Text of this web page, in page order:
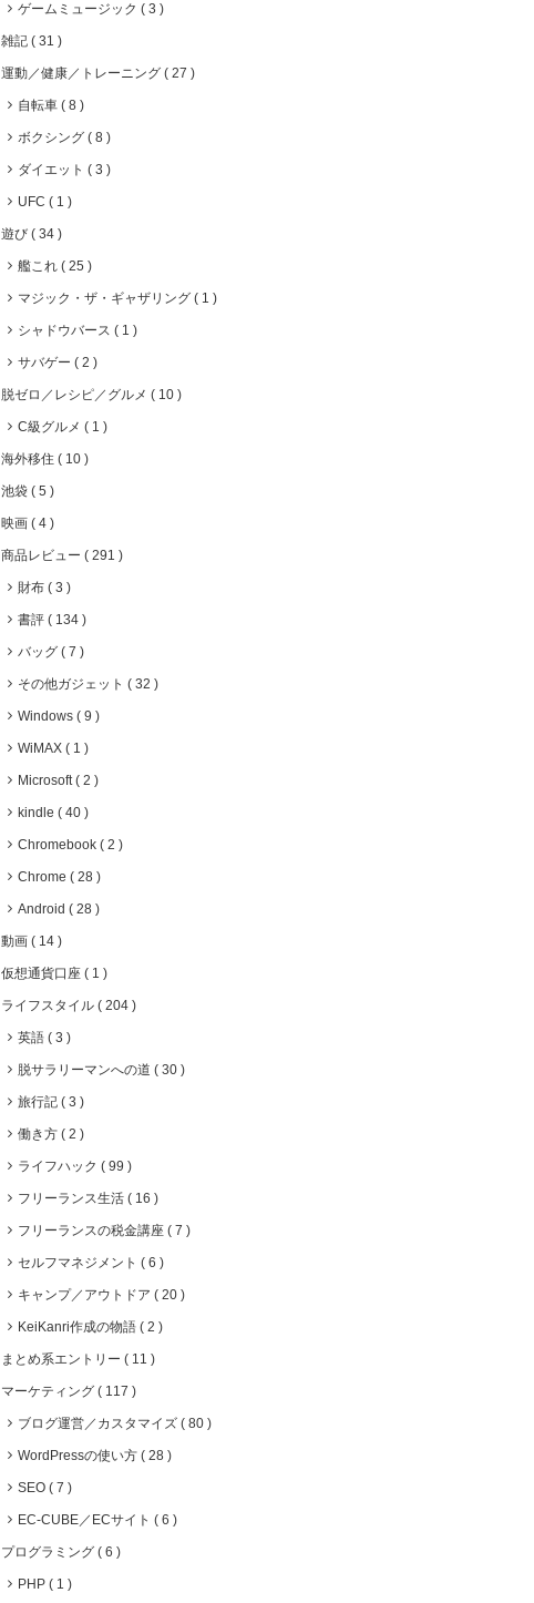
ゲームミュージック 3
雑記 31
運動／健康／トレーニング 27
自転車 8
ボクシング 8
ダイエット 3
UFC 1
遊び 34
艦これ 25
マジック・ザ・ギャザリング 1
シャドウバース 1
サバゲー 2
脱ゼロ／レシピ／グルメ 10
C級グルメ 1
海外移住 10
池袋 5
映画 4
商品レビュー 291
財布 3
書評 134
バッグ 7
その他ガジェット 32
Windows 9
WiMAX 1
Microsoft 2
kindle 40
Chromebook 2
Chrome 28
Android 28
動画 14
仮想通貨口座 1
ライフスタイル 204
英語 3
脱サラリーマンへの道 30
旅行記 3
働き方 2
ライフハック 99
フリーランス生活 16
フリーランスの税金講座 7
セルフマネジメント 6
キャンプ／アウトドア 20
KeiKanri作成の物語 2
まとめ系エントリー 11
マーケティング 117
ブログ運営／カスタマイズ 80
WordPressの使い方 28
SEO 7
EC-CUBE／ECサイト 6
プログラミング 6
PHP 1